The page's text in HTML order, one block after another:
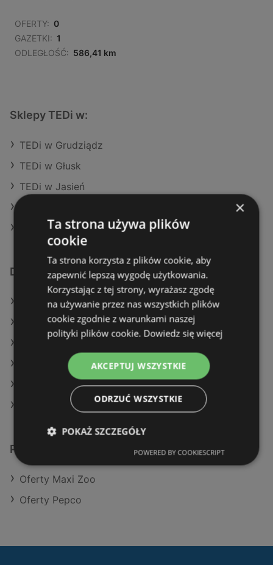
OFERTY: 0
GAZETKI: 1
ODLEGŁOŚĆ: 586,41 km
Sklepy TEDi w:
TEDi w Grudziądz
TEDi w Głusk
TEDi w Jasień
TEDi w Czerwonak
Dodatkowe łącza
Oferty TEDi
Oferty Maxi Zoo
Oferty Pepco
Aktualne gazetki Maxi Zoo
Aktualne gazetki Pepco
Sklepy TEDi w Międzyzdroje
Podobne sklepy detaliczne
Oferty Maxi Zoo
Oferty Pepco
×
Ta strona używa plików
cookie
Ta strona korzysta z plików cookie, aby
zapewnić lepszą wygodę użytkowania.
Korzystając z tej strony, wyrażasz zgodę
na używanie przez nas wszystkich plików
cookie zgodnie z warunkami naszej
polityki plików cookie. Dowiedz się więcej
AKCEPTUJ WSZYSTKIE
ODRZUĆ WSZYSTKIE
POKAŻ SZCZEGÓŁY
POWERED BY COOKIESCRIPT